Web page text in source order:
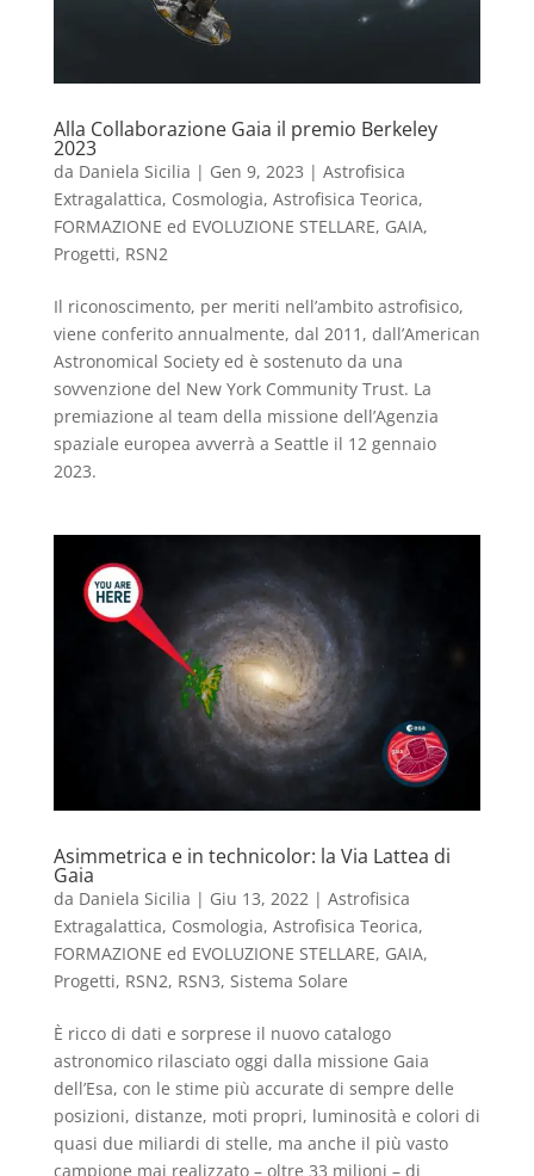
Alla Collaborazione Gaia il premio Berkeley
2023
da Daniela Sicilia | Gen 9, 2023 | Astrofisica
Extragalattica, Cosmologia, Astrofisica Teorica,
FORMAZIONE ed EVOLUZIONE STELLARE, GAIA,
Progetti, RSN2
Il riconoscimento, per meriti nell’ambito astrofisico,
viene conferito annualmente, dal 2011, dall’American
Astronomical Society ed è sostenuto da una
sovvenzione del New York Community Trust. La
premiazione al team della missione dell’Agenzia
spaziale europea avverrà a Seattle il 12 gennaio
2023.
Asimmetrica e in technicolor: la Via Lattea di
Gaia
da Daniela Sicilia | Giu 13, 2022 | Astrofisica
Extragalattica, Cosmologia, Astrofisica Teorica,
FORMAZIONE ed EVOLUZIONE STELLARE, GAIA,
Progetti, RSN2, RSN3, Sistema Solare
È ricco di dati e sorprese il nuovo catalogo
astronomico rilasciato oggi dalla missione Gaia
dell’Esa, con le stime più accurate di sempre delle
posizioni, distanze, moti propri, luminosità e colori di
quasi due miliardi di stelle, ma anche il più vasto
campione mai realizzato – oltre 33 milioni – di